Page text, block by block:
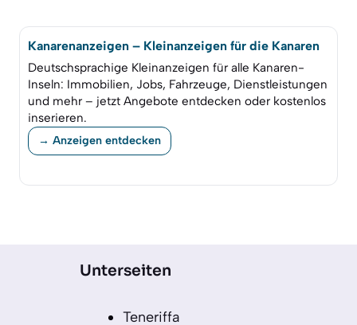
Kanarenanzeigen – Kleinanzeigen für die Kanaren
Deutschsprachige Kleinanzeigen für alle Kanaren-
Inseln: Immobilien, Jobs, Fahrzeuge, Dienstleistungen
und mehr – jetzt Angebote entdecken oder kostenlos
inserieren.
→ Anzeigen entdecken
Unterseiten
Teneriffa